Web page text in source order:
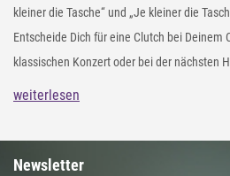
kleiner die Tasche“ und „Je kleiner die
Entscheide Dich für eine Clutch bei Deinem
klassischen Konzert oder bei der nächsten
Star des Abends. Unser Online Shop zeigt
zu modernen Clutches mit Statement Print.
weiterlesen
Newsletter